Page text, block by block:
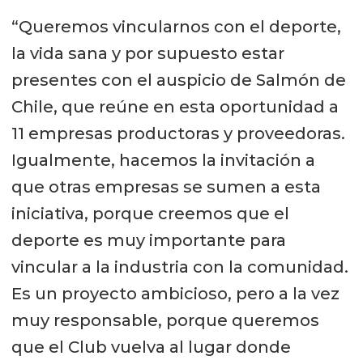
“Queremos vincularnos con el deporte,
la vida sana y por supuesto estar
presentes con el auspicio de Salmón de
Chile, que reúne en esta oportunidad a
11 empresas productoras y proveedoras.
Igualmente, hacemos la invitación a
que otras empresas se sumen a esta
iniciativa, porque creemos que el
deporte es muy importante para
vincular a la industria con la comunidad.
Es un proyecto ambicioso, pero a la vez
muy responsable, porque queremos
que el Club vuelva al lugar donde